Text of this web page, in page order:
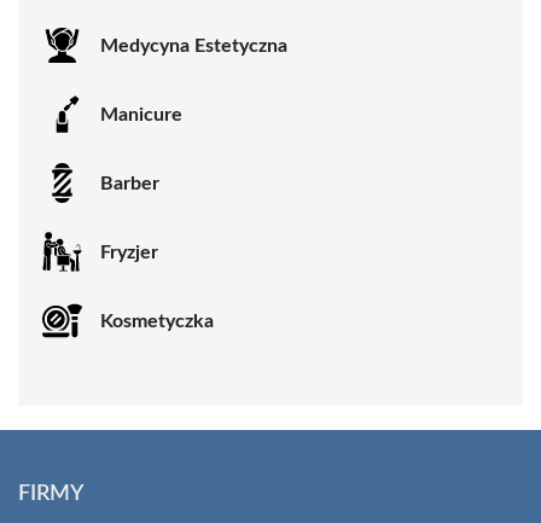
Medycyna Estetyczna
Manicure
Barber
Fryzjer
Kosmetyczka
FIRMY